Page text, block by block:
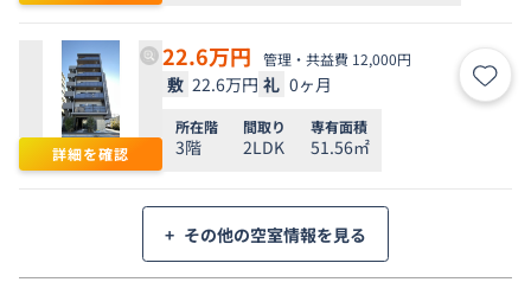
詳細を確認
22.6万円 管理・共益費 12,000円
敷 22.6万円 礼 0ヶ月 お気
所在階
3階
間取り
2LDK
専有面積
51.56㎡
+ その他の空室情報を見る